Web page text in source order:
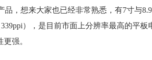
品，想来大家也已经非常熟悉，有7寸与
339ppi），是目前市面上分辨率最高的平
强。